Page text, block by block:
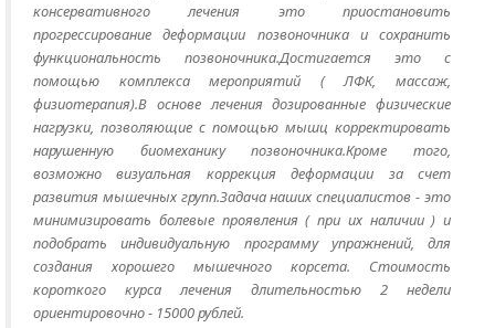
консервативного лечения это приостановить
прогрессирование деформации позвоночника и сохранить
функциональность позвоночника.Достигается это с
помощью комплекса мероприятий ( ЛФК, массаж,
физиотерапия).В основе лечения дозированные физические
нагрузки, позволяющие с помощью мышц корректировать
нарушенную биомеханику позвоночника.Кроме того,
возможно визуальная коррекция деформации за счет
развития мышечных групп.Задача наших специалистов - это
минимизировать болевые проявления ( при их наличии ) и
подобрать индивидуальную программу упражнений, для
создания хорошего мышечного корсета. Стоимость
короткого курса лечения длительностью 2 недели
ориентировочно - 15000 рублей.